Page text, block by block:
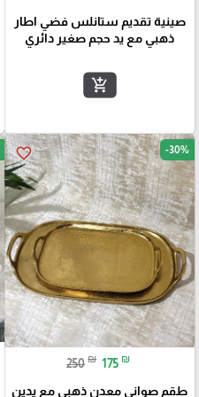
صينية تقديم ستانلس فضي اطار
ذهبي مع يد حجم صغير دائري
add_shopping_cart
favorite_border -30%
250 ₪ 175 ₪
طقم صواني معدن ذهبي مع يدين